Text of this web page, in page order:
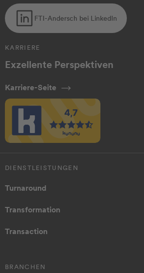
FTI-Andersch bei LinkedIn
KARRIERE
Exzellente Perspektiven
Karriere-Seite
DIENSTLEISTUNGEN
Turnaround
Transformation
Transaction
BRANCHEN